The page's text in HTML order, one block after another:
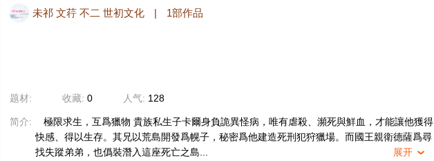
未祁 文荇 不二 世初文化 | 1部作品
题材: 收藏: 0 人气: 128
简介:
極限求生，互爲獵物 貴族私生子卡爾身負詭異怪病，唯有虐殺、瀕死與鮮血，才能讓他獲得
快感、得以生存。其兄以荒島開發爲幌子，秘密爲他建造死刑犯狩獵場。而國王親衛德薩爲尋
找失蹤弟弟，也僞裝潛入這座死亡之島...
展开 